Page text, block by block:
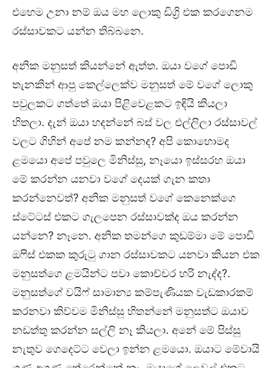
එහෙම උනා නම් ඔය මහ ලොකු ඩිග්‍රි එක කරගෙනම
රස්සාවකට යන්න තිබ්බනෙ.
අනික මනුසත් කියන්නේ ඇත්ත. ඔයා වගේ පොඩි
තැනකින් ආපු කෙල්ලෙක්ව මනුසත් මේ වගේ ලොකු
පවුලකට ගත්තේ ඔයා පිළිවෙළකට ඉඳියි කියලා
හිතලා. දැන් ඔයා හදන්නේ බස් වල එල්ලිලා රස්සාවල්
වලට ගිහින් අපේ නම කන්නද? අපි කොහොමද
ළමයො අපේ පවුලෙ මිනිස්සු, නෑයො ඉස්සරහ ඔයා
මේ කරන්න යනවා වගේ දෙයක් ගැන කතා
කරන්නෙවත්? අනික මනුසත් වගේ කෙනෙක්ගෙ
ස්ටේටස් එකට ගැලපෙන රස්සාවක්ද ඔය කරන්න
යන්නෙ? නෑනෙ. අනික තමන්ගෙ කුඩම්මා මේ පොඩි
ඔෆිස් එකක කුරුටු ගාන රස්සාවකට යනවා කියන එක
මනුසත්ගෙ ළමයින්ට පවා කොච්චර හරි නැද්ද?.
මනුසත්ගේ වයිෆ් සාමාන්‍ය කම්පැණියක වැඩකාරකම්
කරනවා කිව්වම මිනිස්සු හිතන්නේ මනුසත්ට ඔයාව
නඩත්තු කරන්න සල්ලි නෑ කියලා. අනේ මේ පිස්සු
නැතුව ගෙදෙට්ට වෙලා ඉන්න ළමයො. ඔයාට මේවායි